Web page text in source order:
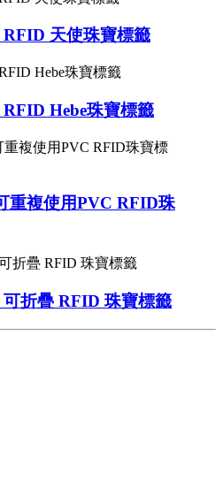
天使珠寶標籤
Hebe珠寶標籤
重複使用PVC RFID珠
折疊 RFID 珠寶標籤